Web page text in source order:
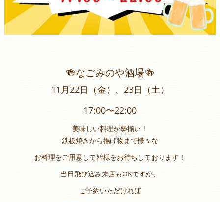
🍻なごみのや酒場🍻
11月22日（金）、23日（土）
17:00〜22:00
美味しい料理が勢揃い！
鉄板焼きから揚げ物まで様々な
お料理をご用意して皆様をお待ちしております！
当日飛び込み来店もOKですが、
ご予約いただければ